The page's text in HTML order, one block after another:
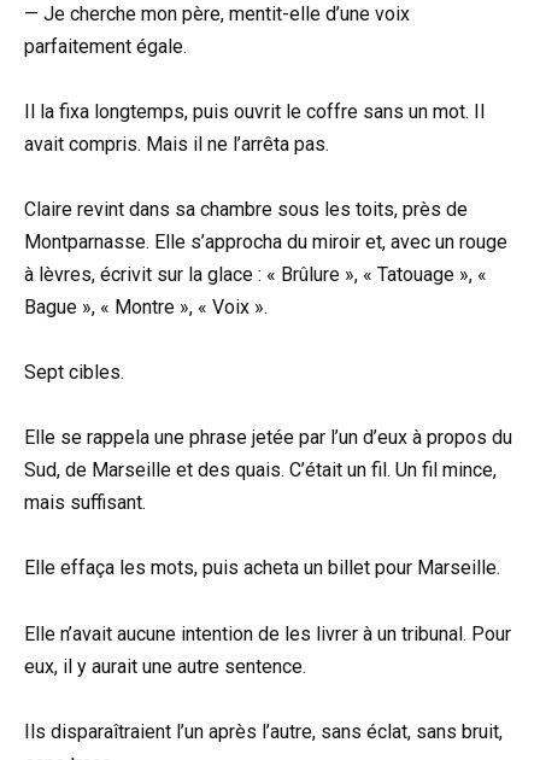
— Je cherche mon père, mentit-elle d’une voix
parfaitement égale.
Il la fixa longtemps, puis ouvrit le coffre sans un mot. Il
avait compris. Mais il ne l’arrêta pas.
Claire revint dans sa chambre sous les toits, près de
Montparnasse. Elle s’approcha du miroir et, avec un rouge
à lèvres, écrivit sur la glace : « Brûlure », « Tatouage », «
Bague », « Montre », « Voix ».
Sept cibles.
Elle se rappela une phrase jetée par l’un d’eux à propos du
Sud, de Marseille et des quais. C’était un fil. Un fil mince,
mais suffisant.
Elle effaça les mots, puis acheta un billet pour Marseille.
Elle n’avait aucune intention de les livrer à un tribunal. Pour
eux, il y aurait une autre sentence.
Ils disparaîtraient l’un après l’autre, sans éclat, sans bruit,